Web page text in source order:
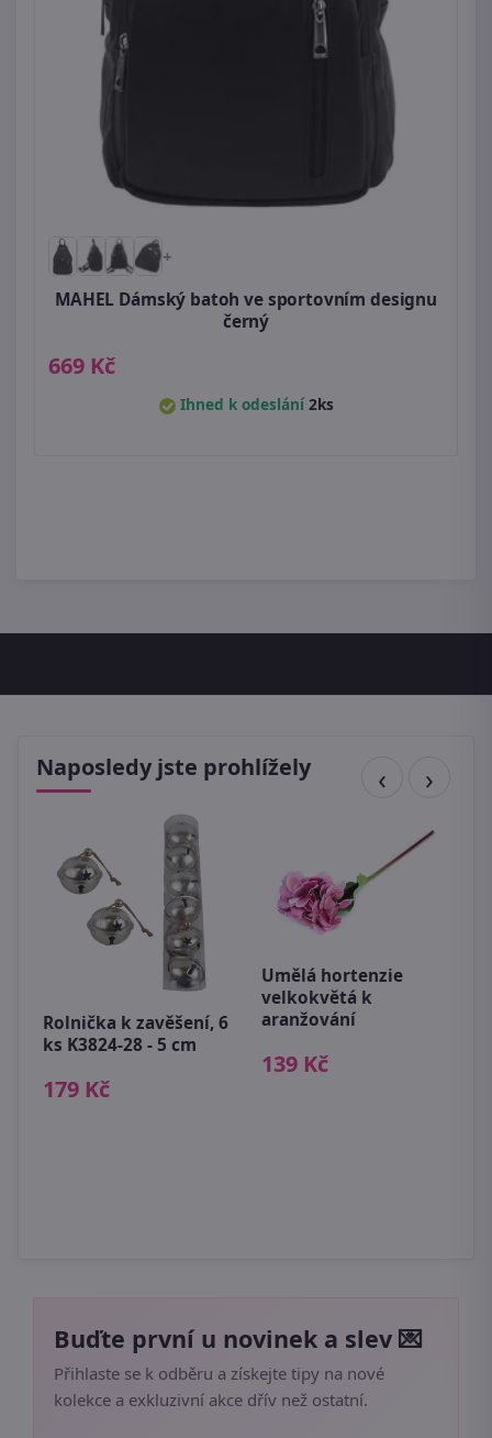
+
MAHEL Dámský batoh ve sportovním designu
černý
669 Kč
Ihned k odeslání2ks
Naposledy jste prohlížely
Rolnička k zavěšení, 6
ks K3824-28 - 5 cm
179 Kč
Umělá hortenzie
velkokvětá k
aranžování
139 Kč
Buďte první u novinek a slev 💌
Přihlaste se k odběru a získejte tipy na nové
kolekce a exkluzivní akce dřív než ostatní.